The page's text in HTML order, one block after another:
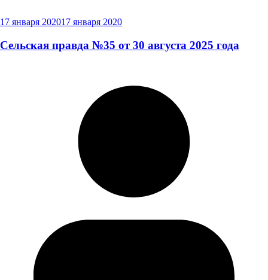
17 января 202017 января 2020
Сельская правда №35 от 30 августа 2025 года